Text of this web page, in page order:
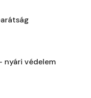
nyári védelem